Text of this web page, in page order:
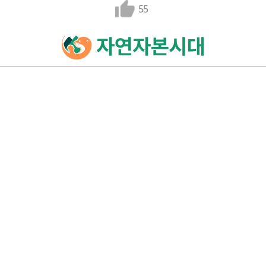
55